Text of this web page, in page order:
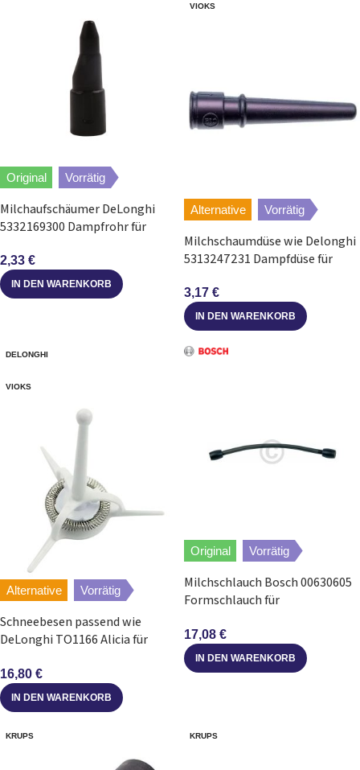
Original Vorrätig
Milchaufschäumer DeLonghi
5332169300 Dampfrohr für
2,33 €
IN DEN WARENKORB
VIOKS
Alternative Vorrätig
Milchschaumdüse wie Delonghi
5313247231 Dampfdüse für
3,17 €
IN DEN WARENKORB
DELONGHI
VIOKS
Alternative Vorrätig
Schneebesen passend wie
DeLonghi TO1166 Alicia für
16,80 €
IN DEN WARENKORB
Original Vorrätig
Milchschlauch Bosch 00630605
Formschlauch für
17,08 €
IN DEN WARENKORB
KRUPS KRUPS